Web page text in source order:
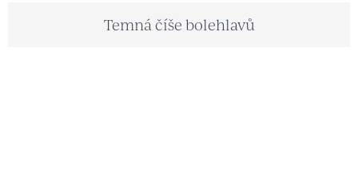
Temná číše bolehlavů